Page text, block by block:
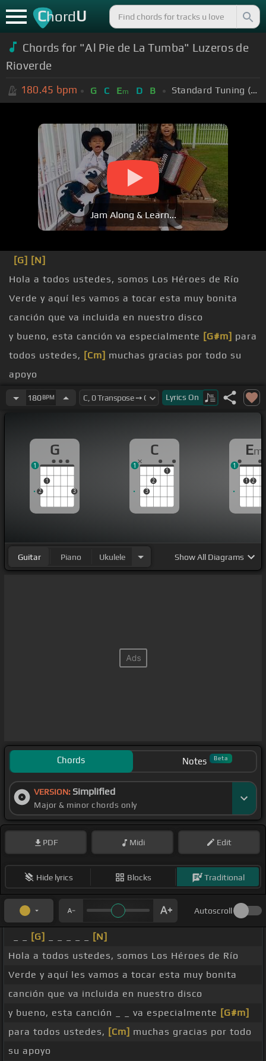
ChordU
Chords for "Al Pie de La Tumba" Luzeros de
Rioverde
180.45 bpm G C Em D B Standard Tuning (EADGBE)
Jam Along & Learn...
[G] [N]
Hola a todos ustedes, somos Los Héroes de Río
Verde y aquí les vamos a tocar esta muy bonita
canción que va incluida en nuestro disco
y bueno, esta canción va especialmente [G#m] para
todos ustedes, [Cm] muchas gracias por todo su
apoyo
y dice más o menos así
[Bm] [D] [C] [Em]
180BPM Lyrics On
G
2
1
3
1
C
3
2
1
1
Em
1 2
1
Guitar Piano Ukulele ShowAll Diagrams
Chords Notes Beta
VERSION: Simplified
Major & minor chords only
PDF Midi Edit
Hide lyrics Blocks Traditional
Autoscroll
[G]
[N]
Hola a todos ustedes, somos Los Héroes de Río
Verde y aquí les vamos a tocar esta muy bonita
canción que va incluida en nuestro disco
y bueno, esta canción _ _ va especialmente [G#m]
para todos ustedes, [Cm] muchas gracias por todo
su apoyo